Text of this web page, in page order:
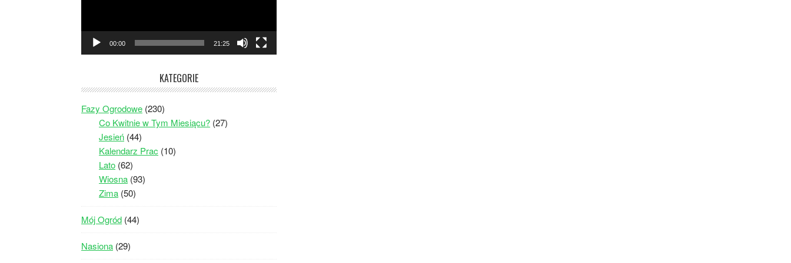
00:00 21:25
KATEGORIE
Fazy Ogrodowe (230)
Co Kwitnie w Tym Miesiącu? (27)
Jesień (44)
Kalendarz Prac (10)
Lato (62)
Wiosna (93)
Zima (50)
Mój Ogród (44)
Nasiona (29)